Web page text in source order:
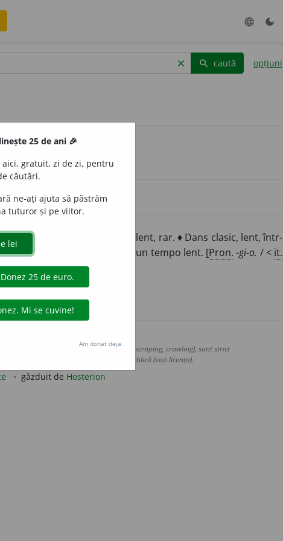
language dark_mode
clear search caută opțiuni
s.n.Arie executată în tempo lent, rar. ♦ Dans clasic, lent, într-
tehnice executate legat într-un tempo lent. [Pron. -gi-o. / < it.
metode de extragere automată (web scraping, crawling), sunt strict
de date oferite oficial spre utilizare publică (vezi licența).
găzduit de Hosterion
25 de ani 🎉
gratuit, zi de zi, pentru
căutări.
ne-ați ajuta să păstrăm
tuturor și pe viitor.
Am donat deja.